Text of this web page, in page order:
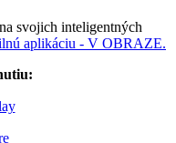
svojich inteligentných
aplikáciu - V OBRAZE.